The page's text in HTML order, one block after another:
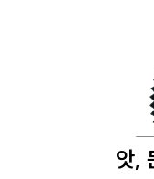
앗,